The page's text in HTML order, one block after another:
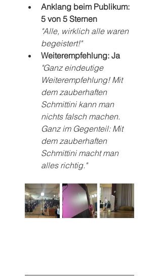
Anklang beim Publikum:
5 von 5 Sternen
"Alle, wirklich alle waren
begeistert!"
Weiterempfehlung: Ja
"Ganz eindeutige
Weiterempfehlung! Mit
dem zauberhaften
Schmittini kann man
nichts falsch machen.
Ganz im Gegenteil: Mit
dem zauberhaften
Schmittini macht man
alles richtig."